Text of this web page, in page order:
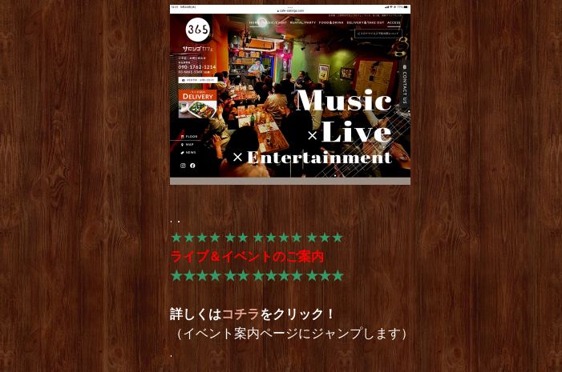
.．
★★★★ ★★ ★★★★ ★★★
ライブ＆イベントのご案内
★★★★ ★★ ★★★★ ★★★
詳しくはコチラをクリック！
（イベント案内ページにジャンプします）
.